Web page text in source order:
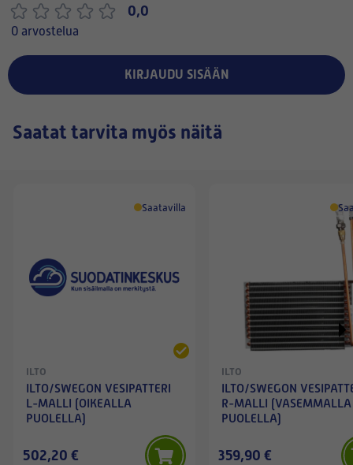
0,0
0 arvostelua
KIRJAUDU SISÄÄN
Saatat tarvita myös näitä
Saatavilla
ILTO
ILTO/SWEGON VESIPATTERI
L-MALLI (OIKEALLA
PUOLELLA)
502,20 €
ILTO
ILTO/SWEGON
R-MALLI (VASEMMALLA
PUOLELLA)
359,90 €